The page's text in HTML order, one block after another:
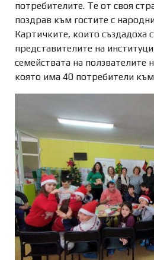
потребителите. Те от своя
поздрав към гостите с
Картичките, които създадоха
представителите на
семействата на ползвателите
която има 40 потребители